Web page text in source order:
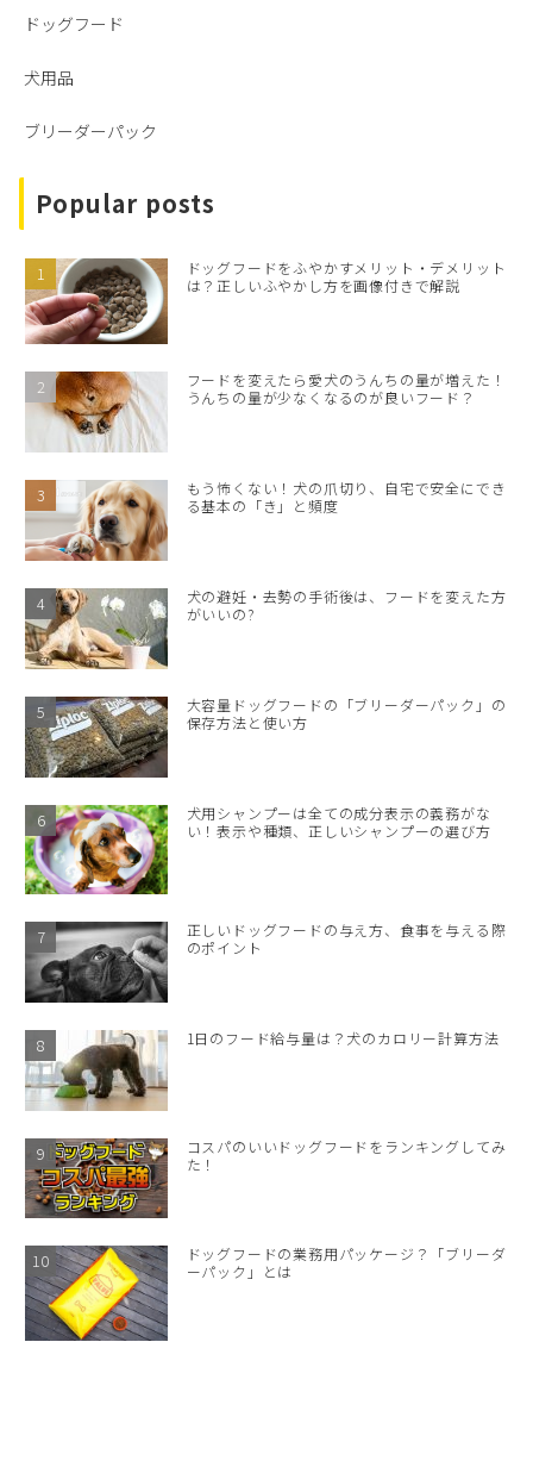
ドッグフード
犬用品
ブリーダーパック
Popular posts
ドッグフードをふやかすメリット・デメリット
は？正しいふやかし方を画像付きで解説
フードを変えたら愛犬のうんちの量が増えた！
うんちの量が少なくなるのが良いフード？
もう怖くない！犬の爪切り、自宅で安全にでき
る基本の「き」と頻度
犬の避妊・去勢の手術後は、フードを変えた方
がいいの?
大容量ドッグフードの「ブリーダーパック」の
保存方法と使い方
犬用シャンプーは全ての成分表示の義務がな
い！表示や種類、正しいシャンプーの選び方
正しいドッグフードの与え方、食事を与える際
のポイント
1日のフード給与量は？犬のカロリー計算方法
コスパのいいドッグフードをランキングしてみ
た！
ドッグフードの業務用パッケージ？「ブリーダ
ーパック」とは